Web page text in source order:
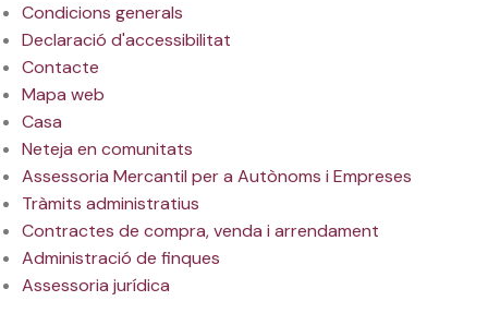
Condicions generals
Declaració d'accessibilitat
Contacte
Mapa web
Casa
Neteja en comunitats
Assessoria Mercantil per a Autònoms i Empreses
Tràmits administratius
Contractes de compra, venda i arrendament
Administració de finques
Assessoria jurídica